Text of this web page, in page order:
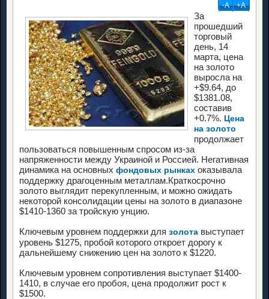
-А +А
За
прошедший
торговый
день, 14
марта, цена
на золото
выросла на
+$9.64, до
$1381.08,
составив
+0.7%. Цена
на золото
продолжает
пользоваться повышенным спросом из-за
напряженности между Украиной и Россией. Негативная
динамика на основных фондовых рынках оказывала
поддержку драгоценным металлам.Краткосрочно
золото выглядит перекупленным, и можно ожидать
некоторой консолидации цены на золото в диапазоне
$1410-1360 за тройскую унцию.
Ключевым уровнем поддержки для золота выступает
уровень $1275, пробой которого откроет дорогу к
дальнейшему снижению цен на золото к $1220.
Ключевым уровнем сопротивления выступает $1400-
1410, в случае его пробоя, цена продолжит рост к
$1500.